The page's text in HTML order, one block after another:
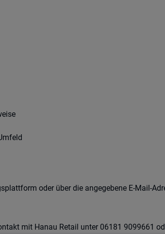
oder über die angegebene E-Mail-
mit Hanau Retail unter 06181 9099661